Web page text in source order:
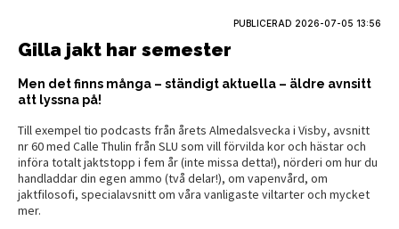
PUBLICERAD 2026-07-05 13:56
Gilla jakt har semester
Men det finns många – ständigt aktuella – äldre avnsitt
att lyssna på!
Till exempel tio podcasts från årets Almedalsvecka i Visby, avsnitt
nr 60 med Calle Thulin från SLU som vill förvilda kor och hästar och
införa totalt jaktstopp i fem år (inte missa detta!), nörderi om hur du
handladdar din egen ammo (två delar!), om vapenvård, om
jaktfilosofi, specialavsnitt om våra vanligaste viltarter och mycket
mer.